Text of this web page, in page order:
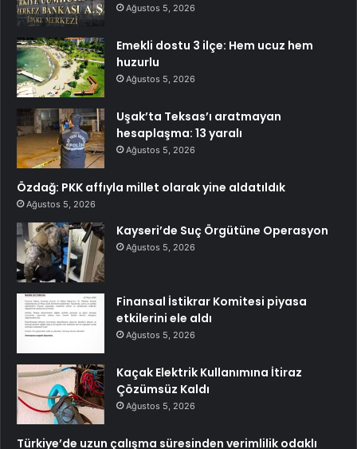
Ağustos 5, 2026
Emekli dostu 3 ilçe: Hem ucuz hem
huzurlu
Ağustos 5, 2026
Uşak’ta Teksas’ı aratmayan
hesaplaşma: 13 yaralı
Ağustos 5, 2026
Özdağ: PKK affıyla millet olarak yine aldatıldık
Ağustos 5, 2026
Kayseri’de Suç Örgütüne Operasyon
Ağustos 5, 2026
Finansal İstikrar Komitesi piyasa
etkilerini ele aldı
Ağustos 5, 2026
Kaçak Elektrik Kullanımına İtiraz
Çözümsüz Kaldı
Ağustos 5, 2026
Türkiye’de uzun çalışma süresinden verimlilik odaklı